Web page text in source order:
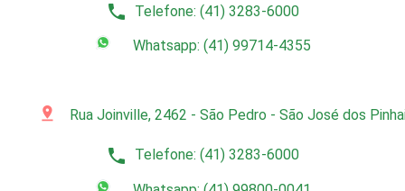
phone Telefone: (41) 3283-6000
Whatsapp: (41) 99714-4355
pin_drop Rua Joinville, 2462 - São Pedro - São José dos
phone Telefone: (41) 3283-6000